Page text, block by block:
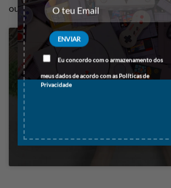
Eu concordo com o armazenamento dos
meus dados de acordo com asPolíticas de
Privacidade
ouvido. Preencha seus dias com música
Clique para aceitar os cookies